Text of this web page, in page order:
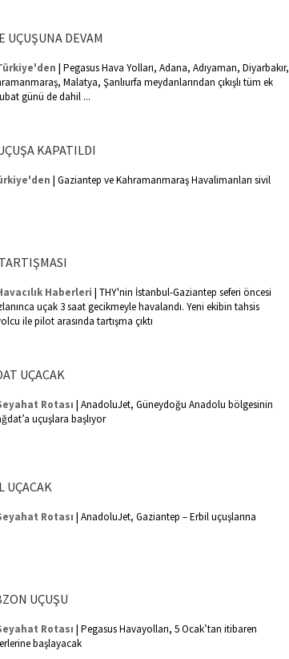
UÇUŞUNA DEVAM
| Pegasus Hava Yolları, Adana, Adıyaman, Diyarbakır,
Malatya, Şanlıurfa meydanlarından çıkışlı tüm ek
günü de dahil ...
KAPATILDI
| Gaziantep ve Kahramanmaraş Havalimanları sivil
Haberleri | THY'nin İstanbul-Gaziantep seferi öncesi
uçak 3 saat gecikmeyle havalandı. Yeni ekibin tahsis
ile pilot arasında tartışma çıktı
UÇACAK
Rotası | AnadoluJet, Güneydoğu Anadolu bölgesinin
uçuşlara başlıyor
UÇACAK
Rotası | AnadoluJet, Gaziantep – Erbil uçuşlarına
UÇUŞU
Rotası | Pegasus Havayolları, 5 Ocak’tan itibaren
başlayacak